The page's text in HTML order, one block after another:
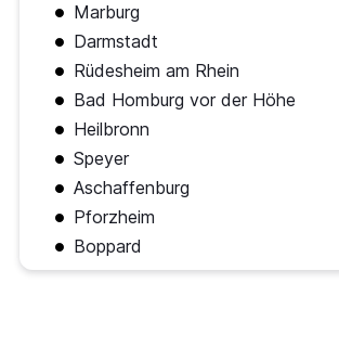
Marburg
Darmstadt
Rüdesheim am Rhein
Bad Homburg vor der Höhe
Heilbronn
Speyer
Aschaffenburg
Pforzheim
Boppard